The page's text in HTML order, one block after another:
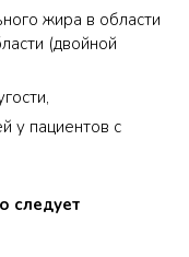
жира в области
(двойной
у пациентов с
следует